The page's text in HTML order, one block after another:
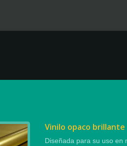
Vinilo opaco brillante
Diseñada para su uso en